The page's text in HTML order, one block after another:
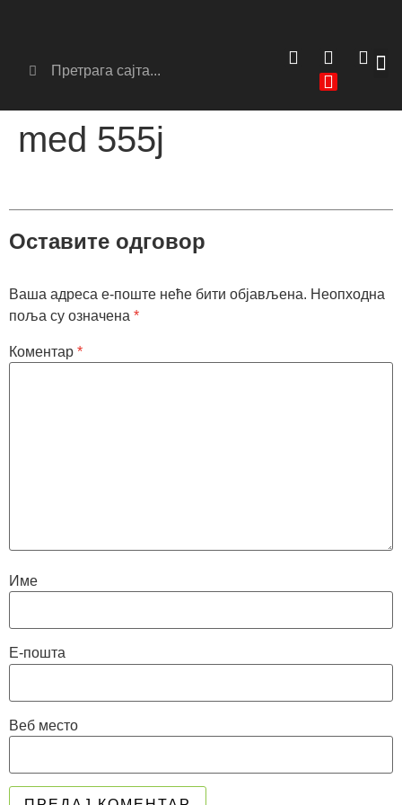
med 555j
Оставите одговор
Ваша адреса е-поште неће бити објављена. Неопходна
поља су означена *
Коментар *
Име
Е-пошта
Веб место